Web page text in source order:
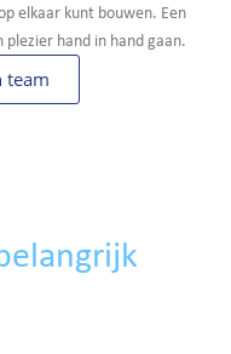
elkaar kunt bouwen. Een
hand in hand gaan.
team